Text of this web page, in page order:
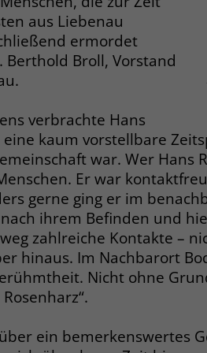
aus Liebenau
ermordet
Broll, Vorstand
verbrachte Hans
eine kaum vorstellbare
war. Wer Hans
Er war
gerne ging er im
ihrem Befinden und
zahlreiche Kontakte –
hinaus. Im Nachbarort
Nicht ohne
ein bemerkenswertes
Name PHPSESSID
Anbieter stiftung-liebenau.de
Laufzeit
Zweck
Behält die Zustände
Seitenanfragen bei.
cookie_optin
Anbieter www.stiftung-
Laufzeit 1 Monat
Zweck
Zweck
dass Aktionen, die
derselben Website
derselben
werden.
Name _clsk
Anbieter www.clarity.ms
Laufzeit 1 Jahr
Zweck
Microsoft Clarity
Seitenaufrufe eines
und in einer
zusammenzufassen.